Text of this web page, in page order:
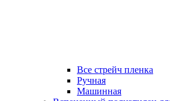
Все стрейч пленка
Ручная
Машинная